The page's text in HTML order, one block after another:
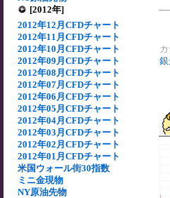
[2012年]
2012年12月CFDチャート
2012年11月CFDチャート
2012年10月CFDチャート
2012年09月CFDチャート
2012年08月CFDチャート
2012年07月CFDチャート
2012年06月CFDチャート
2012年05月CFDチャート
2012年04月CFDチャート
2012年03月CFDチャート
2012年02月CFDチャート
2012年01月CFDチャート
米国ウォール街30指数
ミニ金現物
NY原油先物